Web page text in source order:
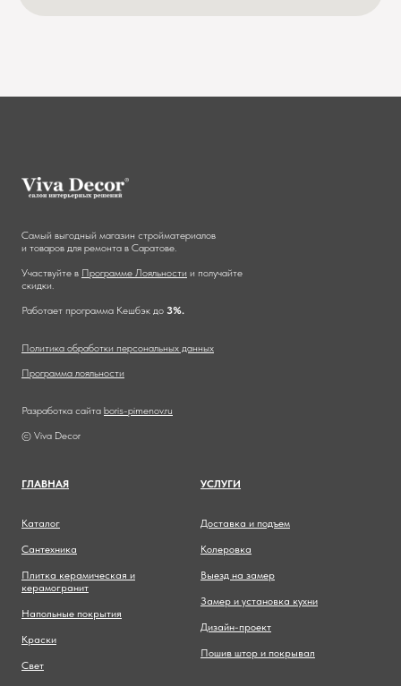
Самый выгодный магазин стройматериалов
и товаров для ремонта в Саратове.
Участвуйте в Программе Лояльности и получайте
скидки.
Работает программа Кешбэк до 3%.
Политика обработки персональных данных
Программа лояльности
Разработка сайта boris-pimenov.ru
© Viva Decor
ГЛАВНАЯ
Каталог
Сантехника
Плитка керамическая и
керамогранит
Напольные покрытия
Краски
Свет
УСЛУГИ
Доставка и подъем
Колеровка
Выезд на замер
Замер и установка кухни
Дизайн-проект
Пошив штор и покрывал